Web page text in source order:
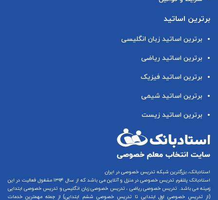
برترین اساتید
برترین اساتید زبان انگلیسی
برترین اساتید ریاضی
برترین اساتید فیزیک
برترین اساتید شیمی
برترین اساتید زیست
استادبانک، بزرگترین شبکه تدریس خصوصی در ایران
استادبانک پلتفرم تدریس خصوصی در منزل و آنلاین
می باشد که از سال ۱۳۹۴ مشغول فعالیت در این
زمینه می باشد. تدریس خصوصی ریاضی ، تدریس خصوصی زبان انگلیسیو تدریس خصوصی ابتدایی
(از تدریس خصوصی اول ابتدایی تا تدریس خصوصی ششم ابتدایی) از جمله مهمترین خدمات